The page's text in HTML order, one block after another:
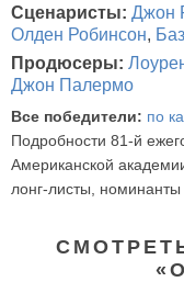
Сценаристы: Джон
Олден Робинсон,
Продюсеры:
Джон Палермо
Все победители: по
Подробности 81-й
Американской
лонг-листы, номинанты